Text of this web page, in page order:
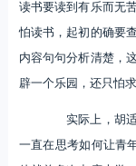
读书要读到有乐而无
怕读书，起初的确要
内容句句分析清楚，
辟一个乐园，还只怕
实际上，胡适
一直在思考如何让青